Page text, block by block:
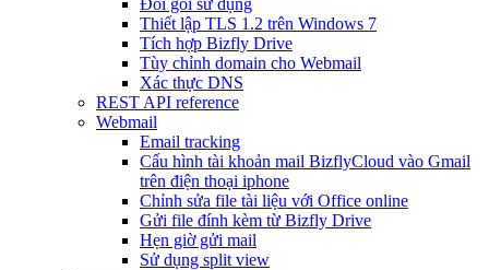
Đổi gói sử dụng
Thiết lập TLS 1.2 trên Windows 7
Tích hợp Bizfly Drive
Tùy chỉnh domain cho Webmail
Xác thực DNS
REST API reference
Webmail
Email tracking
Cấu hình tài khoản mail BizflyCloud vào Gmail
trên điện thoại iphone
Chỉnh sửa file tài liệu với Office online
Gửi file đính kèm từ Bizfly Drive
Hẹn giờ gửi mail
Sử dụng split view